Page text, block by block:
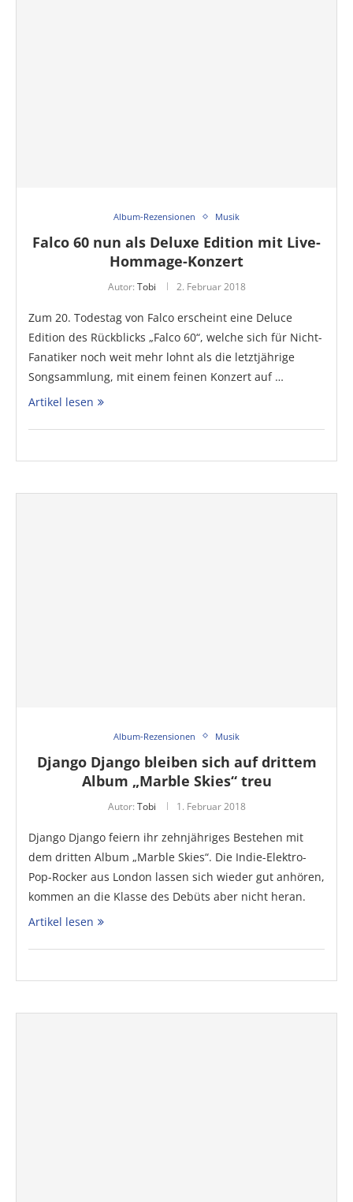
Album-Rezensionen Musik
Falco 60 nun als Deluxe Edition mit Live-
Hommage-Konzert
Autor: Tobi 2. Februar 2018
Zum 20. Todestag von Falco erscheint eine Deluce
Edition des Rückblicks „Falco 60“, welche sich für Nicht-
Fanatiker noch weit mehr lohnt als die letztjährige
Songsammlung, mit einem feinen Konzert auf …
Artikel lesen
Album-Rezensionen Musik
Django Django bleiben sich auf drittem
Album „Marble Skies“ treu
Autor: Tobi 1. Februar 2018
Django Django feiern ihr zehnjähriges Bestehen mit
dem dritten Album „Marble Skies“. Die Indie-Elektro-
Pop-Rocker aus London lassen sich wieder gut anhören,
kommen an die Klasse des Debüts aber nicht heran.
Artikel lesen